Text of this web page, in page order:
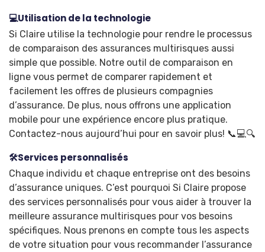
💻Utilisation de la technologie
Si Claire utilise la technologie pour rendre le processus
de comparaison des assurances multirisques aussi
simple que possible. Notre outil de comparaison en
ligne vous permet de comparer rapidement et
facilement les offres de plusieurs compagnies
d’assurance. De plus, nous offrons une application
mobile pour une expérience encore plus pratique.
Contactez-nous aujourd’hui pour en savoir plus! 📞💻🔍
🛠️Services personnalisés
Chaque individu et chaque entreprise ont des besoins
d’assurance uniques. C’est pourquoi Si Claire propose
des services personnalisés pour vous aider à trouver la
meilleure assurance multirisques pour vos besoins
spécifiques. Nous prenons en compte tous les aspects
de votre situation pour vous recommander l’assurance